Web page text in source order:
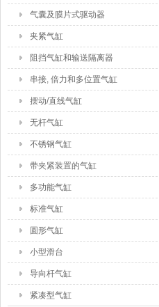
气囊及膜片式驱动器
夹紧气缸
阻挡气缸和输送隔离器
串接, 倍力和多位置气缸
摆动/直线气缸
无杆气缸
不锈钢气缸
带夹紧装置的气缸
多功能气缸
标准气缸
圆形气缸
小型滑台
导向杆气缸
紧凑型气缸